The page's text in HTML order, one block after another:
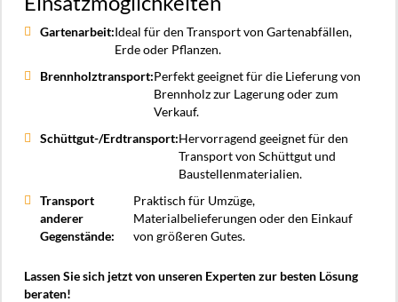
Gartenarbeit:Ideal für den Transport von Gartenabfällen,
Erde oder Pflanzen.
Brennholztransport:Perfekt geeignet für die Lieferung von
Brennholz zur Lagerung oder zum
Verkauf.
Schüttgut-/Erdtransport:Hervorragend geeignet für den
Transport von Schüttgut und
Baustellenmaterialien.
Transport
anderer
Gegenstände:
Praktisch für Umzüge,
Materialbelieferungen oder den Einkauf
von größeren Gutes.
Lassen Sie sich jetzt von unseren Experten zur besten Lösung
beraten!